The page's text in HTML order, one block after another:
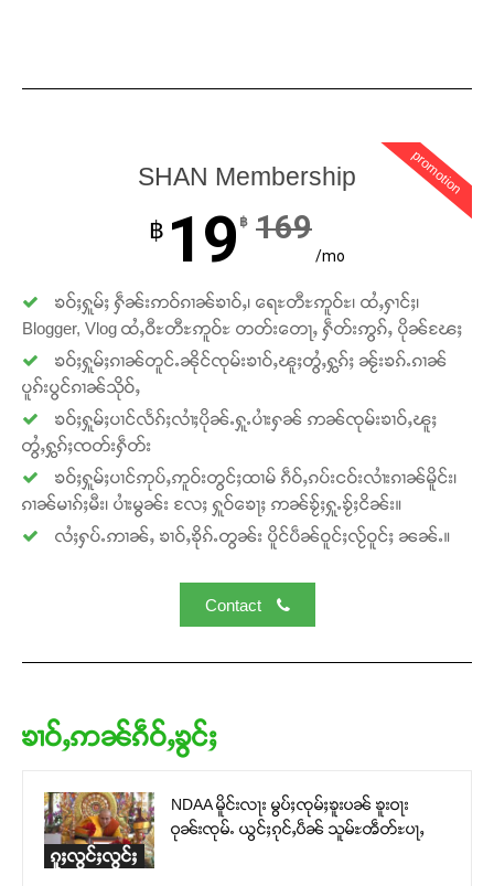
Donate Now
promotion
SHAN Membership
฿ 19 ฿ 169
/mo
ၶဝ်ႈႁူမ်ႈ ႁဵၼ်းဢဝ်ၵၢၼ်ၶၢဝ်ႇ၊ ရေႊတီႊဢူဝ်ႊ၊ ထႆႇႁၢင်ႈ၊
Blogger, Vlog ထႆႇဝီႊတီႊဢူဝ်ႊ တတ်းတေႃႇ ႁဵတ်းဢွၵ်ႇ ပိုၼ်ၽႄႈ
ၶဝ်ႈႁူမ်ႈၵၢၼ်တူင်ႉၼိုင်ၸုမ်းၶၢဝ်ႇၽူႈတွႆႇႁွၵ်ႈ ၼႂ်းၶၵ်ႉၵၢၼ်
ပူၵ်းပွင်ၵၢၼ်သိုဝ်ႇ
ၶဝ်ႈႁူမ်ႈပၢင်လႅၵ်ႈလၢႆႈပိုၼ်ႉႁူႉပၢႆးႁၼ် ဢၼ်ၸုမ်းၶၢဝ်ႇၽူႈ
တွႆႇႁွၵ်ႈၸတ်းႁဵတ်း
ၶဝ်ႈႁူမ်ႈပၢင်ဢုပ်ႇဢူဝ်းတွင်ႈထၢမ် ၵဵဝ်ႇၵပ်းငဝ်းလၢႆးၵၢၼ်မိူင်း၊
ၵၢၼ်မၢၵ်ႈမီး၊ ပၢႆးမွၼ်း လႄႈ ႁူဝ်ၶေႃႈ ဢၼ်ၶႂ်ႈႁူႉၶႂ်ႈငိၼ်း။
လႆႈႁပ်ႉဢၢၼ်ႇ ၶၢဝ်ႇၶိုၵ်ႉတွၼ်း ပိူင်ပဵၼ်ဝူင်ႈလႂ်ဝူင်ႈ ၼၼ်ႉ။
Contact
ၶၢဝ်ႇဢၼ်ၵဵဝ်ႇၶွင်ႈ
ၵူႈလွင်ႈလွင်ႈ
NDAA မိူင်းလႃး မွပ်ႈၸုမ်ႈၶူးပၼ် ၶူးဝႃး
ဝုၼ်းၸုမ်ႉ ယွင်ႈၵုင်ႇပဵၼ် သူမ်ႊၻဵတ်ႊပႃႇ